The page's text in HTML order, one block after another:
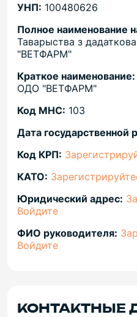
УНП: 100480626
Полное наименование
Таварыства з
"ВЕТФАРМ"
Краткое наименование:
ОДО "ВЕТФАРМ"
Код МНС: 103
Дата государственной
Код КРП:
КАТО:
Юридический адрес:
Войдите
ФИО руководителя:
Войдите
КОНТАКТНЫЕ